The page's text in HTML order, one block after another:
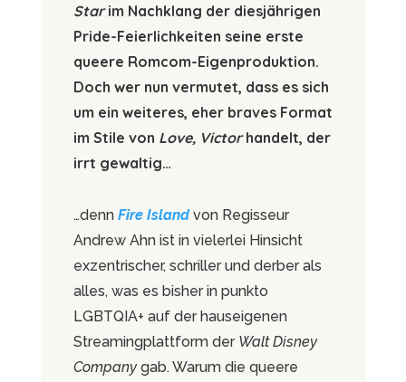
Starim Nachklang der diesjährigen
Pride-Feierlichkeiten seine erste
queere Romcom-Eigenproduktion.
Doch wer nun vermutet, dass es sich
um ein weiteres, eher braves Format
im Stile von Love, Victorhandelt, der
irrt gewaltig…
…denn Fire Islandvon Regisseur
Andrew Ahn ist in vielerlei Hinsicht
exzentrischer, schriller und derber als
alles, was es bisher in punkto
LGBTQIA+ auf der hauseigenen
Streamingplattform der Walt Disney
Companygab. Warum die queere